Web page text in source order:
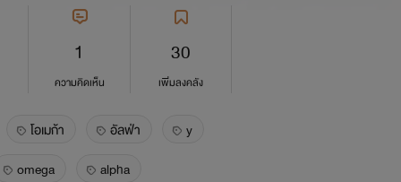
1
ความคิดเห็น
30
เพิ่มลงคลัง
โอเมก้า อัลฟ่า
y
omega alpha